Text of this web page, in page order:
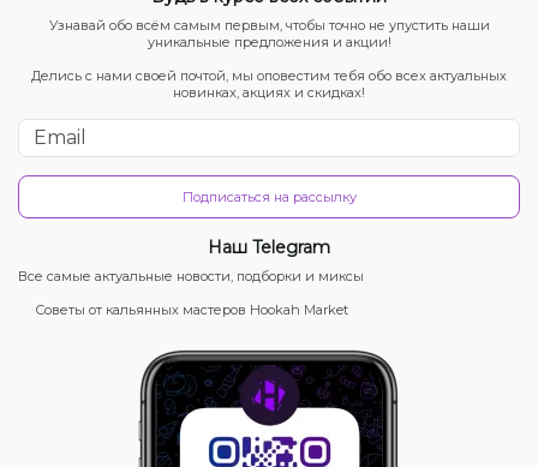
Узнавай обо всём самым первым, чтобы точно не упустить наши
уникальные предложения и акции!
Делись с нами своей почтой, мы оповестим тебя обо всех актуальных
новинках, акциях и скидках!
Подписаться на рассылку
Наш Telegram
Все самые актуальные новости, подборки и миксы
Советы от кальянных мастеров Hookah Market